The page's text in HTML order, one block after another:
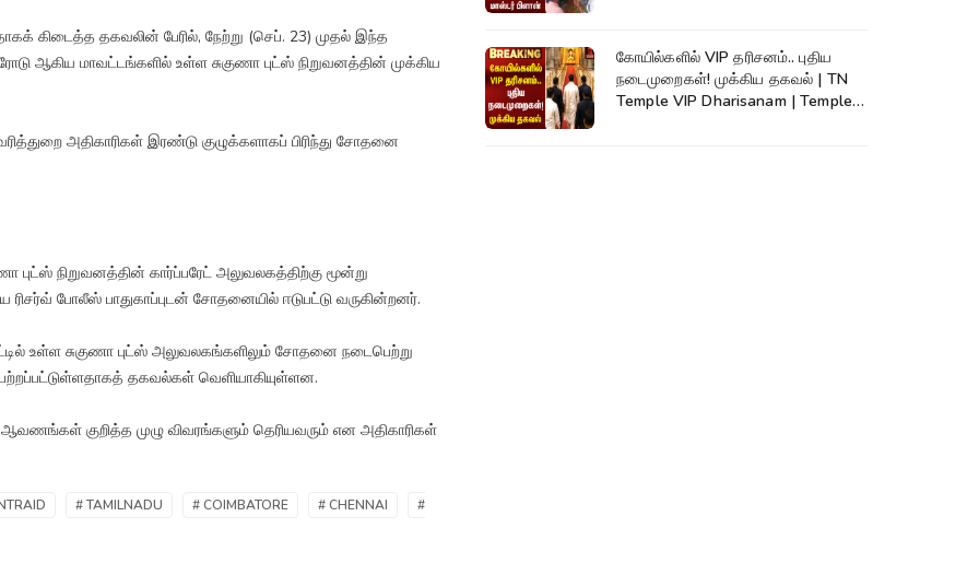
கிடைத்த தகவலின் பேரில், நேற்று (செப். 23) முதல் இந்த
ஆகிய மாவட்டங்களில் உள்ள சுகுணா புட்ஸ் நிறுவனத்தின் முக்கிய
அதிகாரிகள் இரண்டு குழுக்களாகப் பிரிந்து சோதனை
நிறுவனத்தின் கார்ப்பரேட் அலுவலகத்திற்கு மூன்று
போலீஸ் பாதுகாப்புடன் சோதனையில் ஈடுபட்டு வருகின்றனர்.
உள்ள சுகுணா புட்ஸ் அலுவலகங்களிலும் சோதனை நடைபெற்று
தகவல்கள் வெளியாகியுள்ளன.
குறித்த முழு விவரங்களும் தெரியவரும் என அதிகாரிகள்
# TAMILNADU # COIMBATORE # CHENNAI #
கோயில்களில் VIP தரிசனம்.. புதிய
நடைமுறைகள்! முக்கிய தகவல் | TN
Temple VIP Dharisanam | Temple